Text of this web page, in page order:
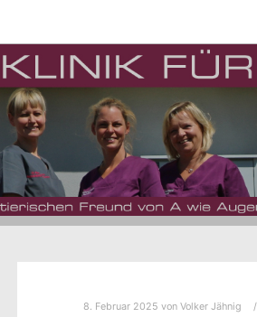
8. Februar 2025 vonVolker Jähnig